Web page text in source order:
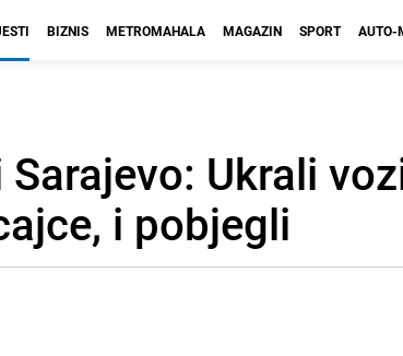
BIZNIS METROMAHALA MAGAZIN SPORT AUTO-
Ukrali
i pobjegli